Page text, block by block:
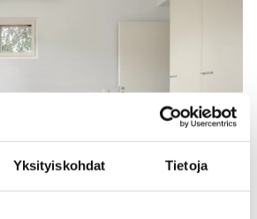
Yksityiskohdat Tietoja